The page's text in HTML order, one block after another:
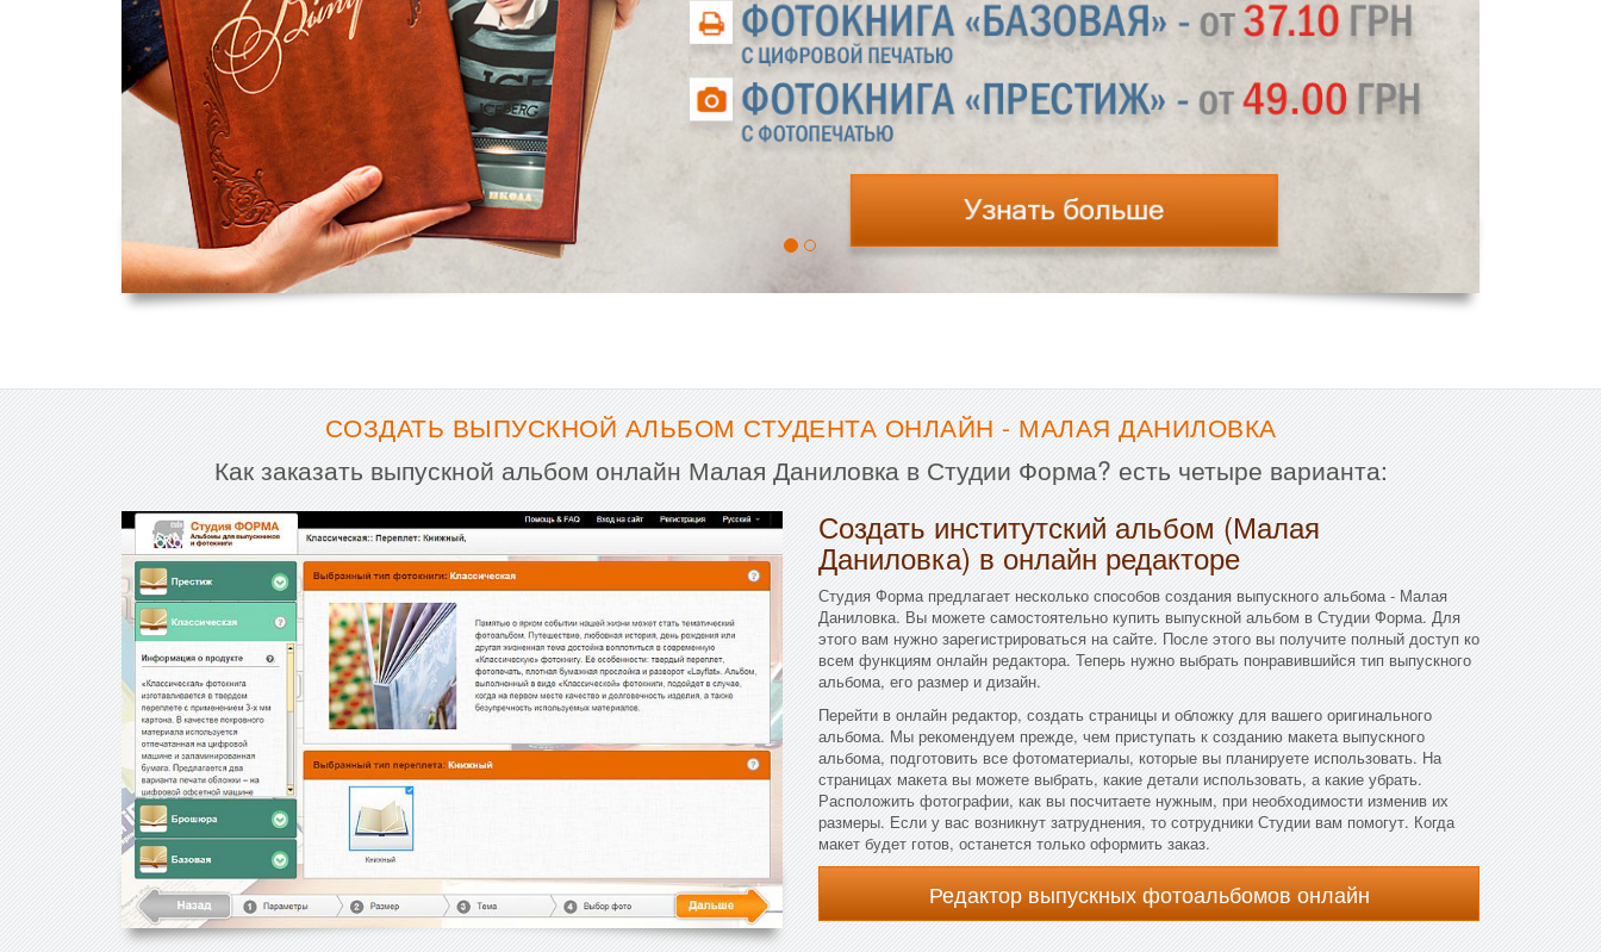
СОЗДАТЬ ВЫПУСКНОЙ АЛЬБОМ СТУДЕНТА ОНЛАЙН - МАЛАЯ ДАНИЛОВКА
Как заказать выпускной альбом онлайн Малая Даниловка в Студии Форма? есть четыре варианта:
Создать институтский альбом (Малая
Даниловка) в онлайн редакторе
Студия Форма предлагает несколько способов создания выпускного альбома - Малая
Даниловка. Вы можете самостоятельно купить выпускной альбом в Студии Форма. Для
этого вам нужно зарегистрироваться на сайте. После этого вы получите полный доступ ко
всем функциям онлайн редактора. Теперь нужно выбрать понравившийся тип выпускного
альбома, его размер и дизайн.
Перейти в онлайн редактор, создать страницы и обложку для вашего оригинального
альбома. Мы рекомендуем прежде, чем приступать к созданию макета выпускного
альбома, подготовить все фотоматериалы, которые вы планируете использовать. На
страницах макета вы можете выбрать, какие детали использовать, а какие убрать.
Расположить фотографии, как вы посчитаете нужным, при необходимости изменив их
размеры. Если у вас возникнут затруднения, то сотрудники Студии вам помогут. Когда
макет будет готов, останется только оформить заказ.
Редактор выпускных фотоальбомов онлайн